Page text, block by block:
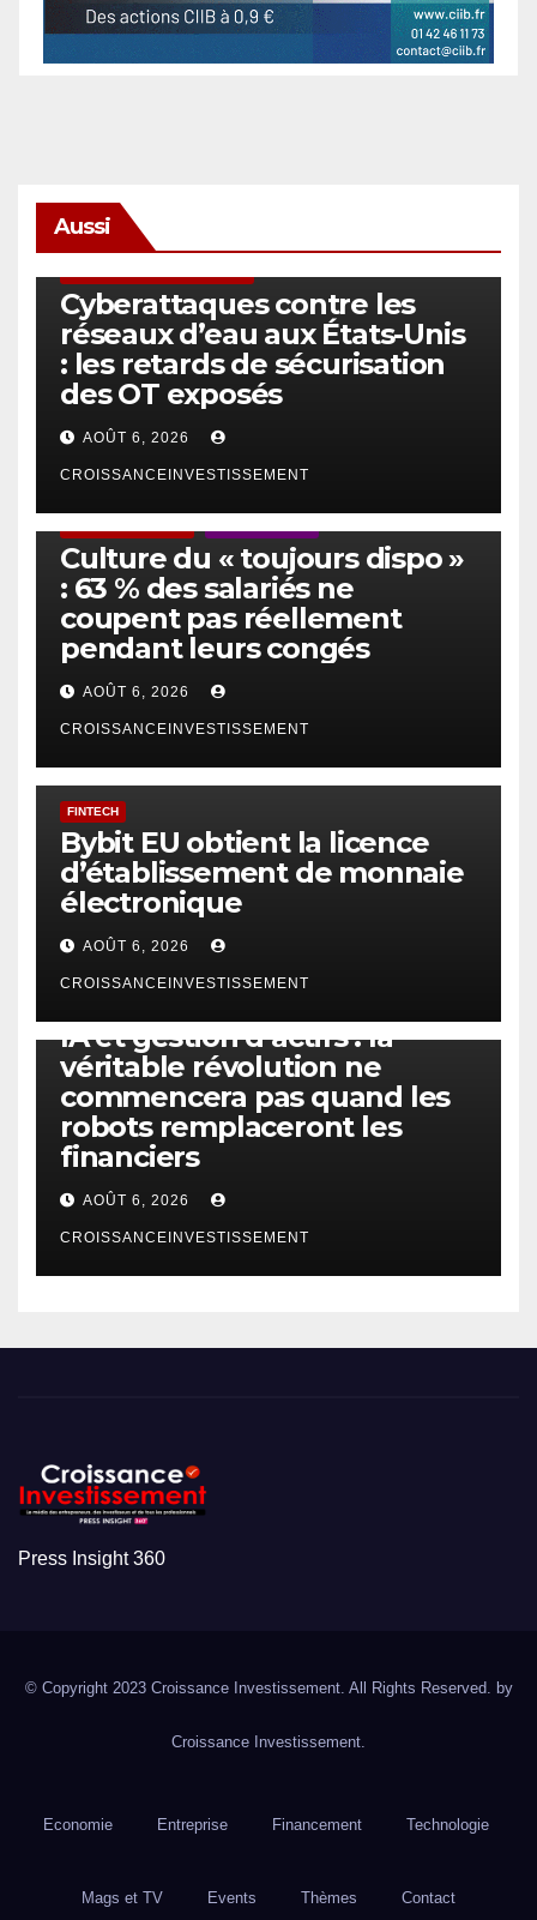
Aussi
Cyberattaques contre les
réseaux d’eau aux États-Unis
: les retards de sécurisation
des OT exposés
AOÛT 6, 2026
CROISSANCEINVESTISSEMENT
Culture du « toujours dispo »
: 63 % des salariés ne
coupent pas réellement
pendant leurs congés
AOÛT 6, 2026
CROISSANCEINVESTISSEMENT
FINTECH
Bybit EU obtient la licence
d’établissement de monnaie
électronique
AOÛT 6, 2026
CROISSANCEINVESTISSEMENT
IA et gestion d’actifs : la
véritable révolution ne
commencera pas quand les
robots remplaceront les
financiers
AOÛT 6, 2026
CROISSANCEINVESTISSEMENT
Press Insight 360
© Copyright 2023 Croissance Investissement. All Rights Reserved. by
Croissance Investissement.
Economie Entreprise Financement Technologie
Mags et TV Events Thèmes Contact